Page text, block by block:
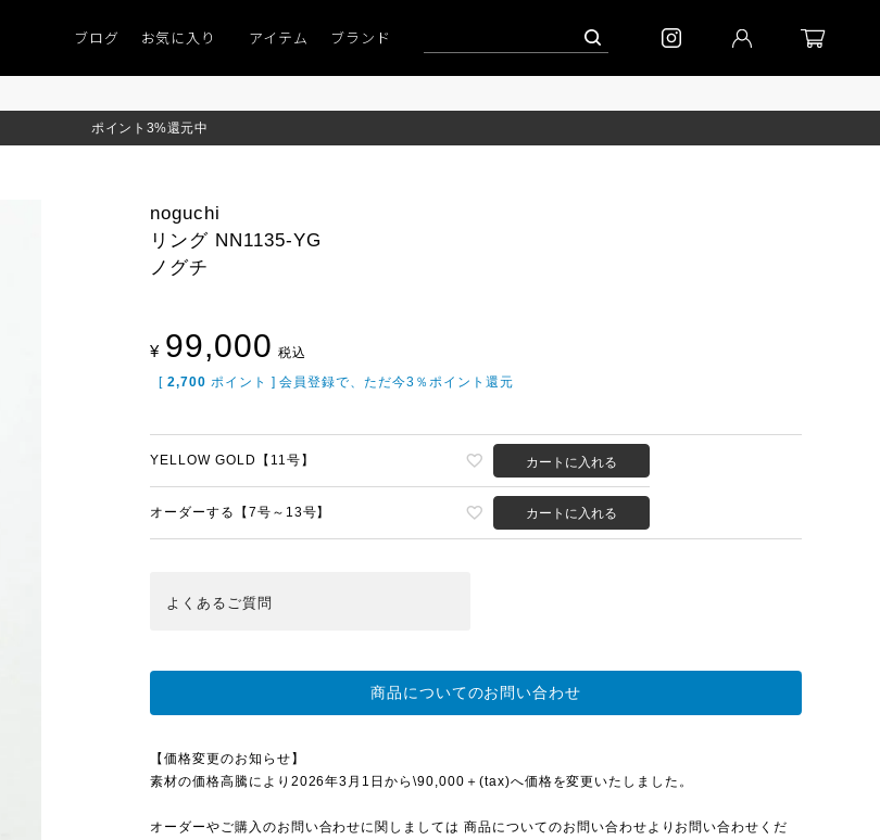
「キレイなニット」 ポイント9％「マンスリーポイントキャンペーン」 予約│「エッグジャケット GREY」
ブログ お気に入り アイテム ブランド
ポイント3%還元中
noguchi
リング NN1135-YG
ノグチ
¥ 99,000 税込
[ 2,700 ポイント ] 会員登録で、ただ今3％ポイント還元
YELLOW GOLD【11号】 カートに入れる
オーダーする【7号～13号】 カートに入れる
よくある ご質問
商品についてのお問い合わせ
【価格変更のお知らせ】
素材の価格高騰により2026年3月1日から\90,000＋(tax)へ価格を変更いたしました。
オーダーやご購入のお問い合わせに関しましては 商品についてのお問い合わせよりお問い合わせくだ